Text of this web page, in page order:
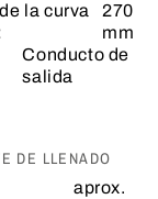
la curva
270
mm
Conducto de
salida
DE LLENADO
aprox.